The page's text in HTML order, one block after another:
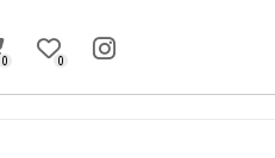
0 0